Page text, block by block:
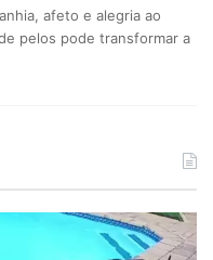
afeto e alegria ao
pelos pode transformar a